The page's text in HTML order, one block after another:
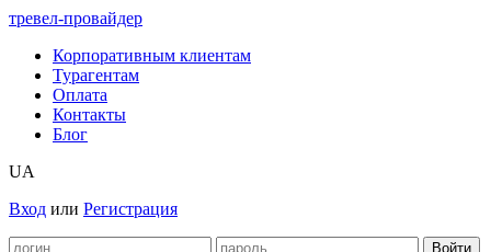
тревел-провайдер
Корпоративным клиентам
Турагентам
Оплата
Контакты
Блог
UA
Вход или Регистрация